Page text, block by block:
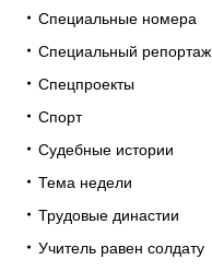
Специальные номера
Специальный репортаж
Спецпроекты
Спорт
Судебные истории
Тема недели
Трудовые династии
Учитель равен солдату